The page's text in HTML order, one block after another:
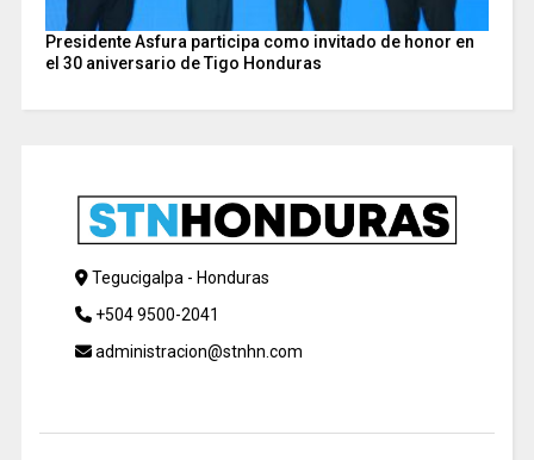
Presidente Asfura participa como invitado de honor en
el 30 aniversario de Tigo Honduras
Tegucigalpa - Honduras
+504 9500-2041
administracion@stnhn.com